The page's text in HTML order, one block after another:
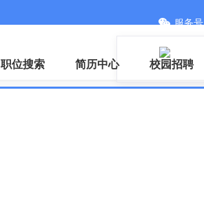
客服微信
服务号
职位搜索 简历中心 校园招聘